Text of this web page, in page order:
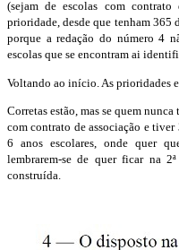
(sejam de escolas com
prioridade, desde que tenham 365
porque a redação do número 4
escolas que se encontram ai
Voltando ao início. As prioridades
Corretas estão, mas se quem
com contrato de associação e
6 anos escolares, onde quer
lembrarem-se de quer ficar na
construída.